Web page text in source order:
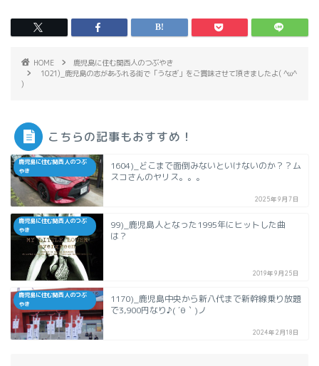
HOME
鹿児島に住む関西人のつぶやき
1021)_鹿児島の志があふれる街で「うなぎ」をご賞味させて頂きましたよ( ^ω^
)
こちらの記事もおすすめ！
鹿児島に住む関西人のつぶ
やき
1604)_どこまで面倒みないといけないのか？？ム
スコさんのヤリス。。。
2025年9月7日
鹿児島に住む関西人のつぶ
やき
99)_鹿児島人となった1995年にヒットした曲
は？
2019年9月25日
鹿児島に住む関西人のつぶ
やき
1170)_鹿児島中央から新八代まで新幹線乗り放題
で3,900円なり♪( ´θ｀)ノ
2024年2月18日